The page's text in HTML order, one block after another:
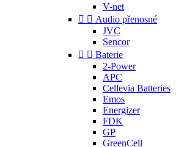
V-net
  Audio přenosné
JVC
Sencor
  Baterie
2-Power
APC
Cellevia Batteries
Emos
Energizer
FDK
GP
GreenCell